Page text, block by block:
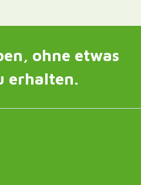
ohne etwas
erhalten.